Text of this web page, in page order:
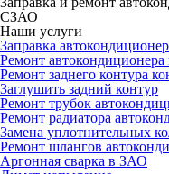
СЗАО
Наши услуги
Заправка
Ремонт
Ремонт заднего контура
Заглушить задний контур
Ремонт трубок
Ремонт радиатора
Замена уплотнительных
Ремонт шлангов
Аргонная сварка в ЗАО